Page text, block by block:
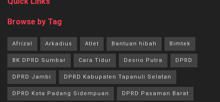
Browse by Tag
Afrizal Arkadius Atlet Bantuan hibah Bimtek
BK DPRD Sumbar Cara Tidur Desrio Putra DPRD
DPRD Jambi DPRD Kabupaten Tapanuli Selatan
DPRD Kota Padang Sidempuan DPRD Pasaman Barat